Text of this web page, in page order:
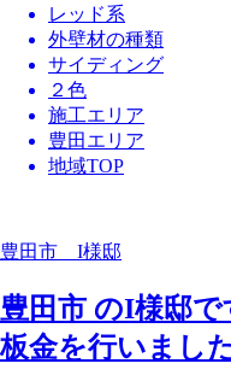
レッド系
外壁材の種類
サイディング
２色
施工エリア
豊田エリア
地域TOP
豊田市 I様邸
豊田市 のI様邸
板金を行いまし